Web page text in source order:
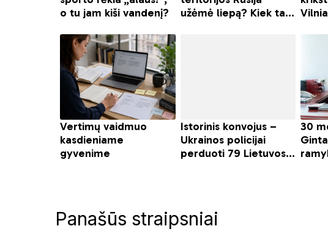
Panašūs straipsniai